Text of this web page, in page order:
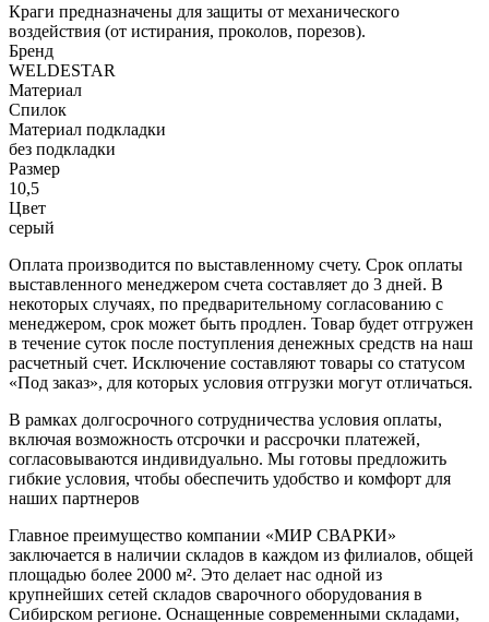
Краги предназначены для защиты от механического
воздействия (от истирания, проколов, порезов).
Бренд
WELDESTAR
Материал
Спилок
Материал подкладки
без подкладки
Размер
10,5
Цвет
серый
Оплата производится по выставленному счету. Срок оплаты
выставленного менеджером счета составляет до 3 дней. В
некоторых случаях, по предварительному согласованию с
менеджером, срок может быть продлен. Товар будет отгружен
в течение суток после поступления денежных средств на наш
расчетный счет. Исключение составляют товары со статусом
«Под заказ», для которых условия отгрузки могут отличаться.
В рамках долгосрочного сотрудничества условия оплаты,
включая возможность отсрочки и рассрочки платежей,
согласовываются индивидуально. Мы готовы предложить
гибкие условия, чтобы обеспечить удобство и комфорт для
наших партнеров
Главное преимущество компании «МИР СВАРКИ»
заключается в наличии складов в каждом из филиалов, общей
площадью более 2000 м². Это делает нас одной из
крупнейших сетей складов сварочного оборудования в
Сибирском регионе. Оснащенные современными складами,